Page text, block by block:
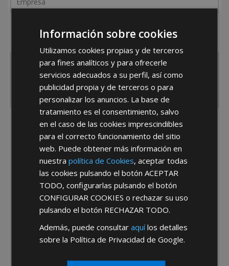
¿De dónde es la empresa?
He leído y acepto laPolítica de Privacidad
*Abstenerse particulares, sólo venta a tiendas y empresas minoristas y
Información sobre cookies
Utilizamos cookies propias y de terceros
para fines analíticos y para ofrecerle
servicios adecuados a su perfil, así como
publicidad propia y de terceros o para
personalizar los anuncios. La base de
tratamiento es el consentimiento, salvo
en el caso de las cookies imprescindibles
para el correcto funcionamiento del sitio
web. Puede obtener más información en
nuestrapolítica de Cookies, aceptar todas
las cookies pulsando el botónACEPTAR
TODO, configurarlas pulsando el botón
CONFIGURAR COOKIES o rechazar su uso
pulsando el botón RECHAZAR TODO.
Además, puede consultaraquílos detalles
sobre la Política de Privacidad de Google.